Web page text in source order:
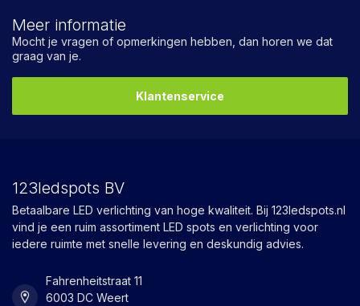
Meer informatie
Mocht je vragen of opmerkingen hebben, dan horen we dat
graag van je.
Klantenservice
123ledspots BV
Betaalbare LED verlichting van hoge kwaliteit. Bij 123ledspots.nl
vind je een ruim assortiment LED spots en verlichting voor
iedere ruimte met snelle levering en deskundig advies.
Fahrenheitstraat 11
6003 DC Weert